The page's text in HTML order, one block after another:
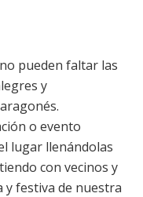
pueden faltar las
y
o evento
lugar llenándolas
con vecinos y
y festiva de nuestra